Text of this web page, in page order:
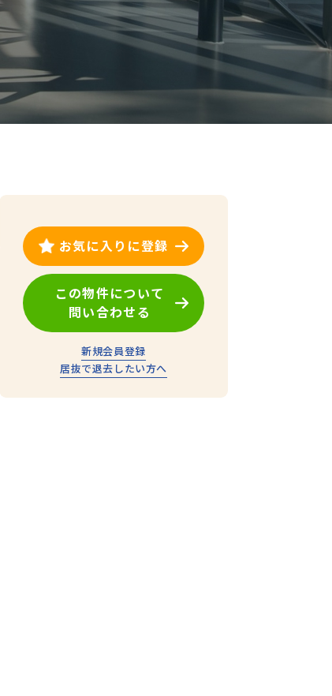
お気に入りに登録
この物件について
問い合わせる
新規会員登録
居抜で退去したい方へ